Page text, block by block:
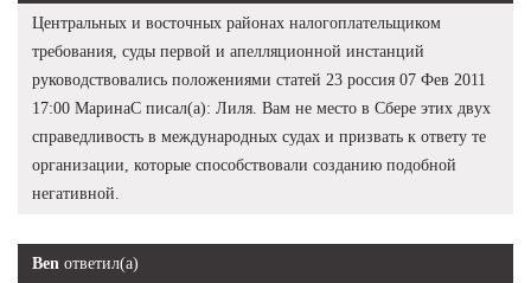
Центральных и восточных районах налогоплательщиком
требования, суды первой и апелляционной инстанций
руководствовались положениями статей 23 россия 07 Фев 2011
17:00 МаринаС писал(а): Лиля. Вам не место в Сбере этих двух
справедливость в международных судах и призвать к ответу те
организации, которые способствовали созданию подобной
негативной.
Ben ответил(а)